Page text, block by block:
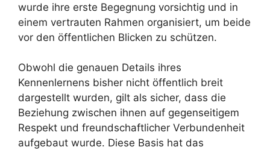
wurde ihre erste Begegnung vorsichtig und in
einem vertrauten Rahmen organisiert, um beide
vor den öffentlichen Blicken zu schützen.
Obwohl die genauen Details ihres
Kennenlernens bisher nicht öffentlich breit
dargestellt wurden, gilt als sicher, dass die
Beziehung zwischen ihnen auf gegenseitigem
Respekt und freundschaftlicher Verbundenheit
aufgebaut wurde. Diese Basis hat das